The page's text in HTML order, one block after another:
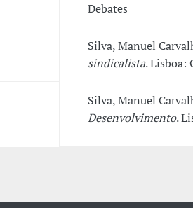
Debates
Silva, Manuel
sindicalista. Lisboa:
Silva, Manuel
Desenvolvimento.